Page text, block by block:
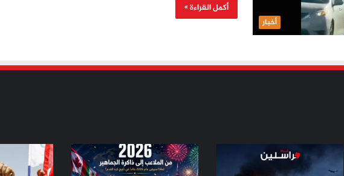
أخبار
أكمل القراءة »
مسيّرة
دمياط
من
الملاعب
من
ثورة